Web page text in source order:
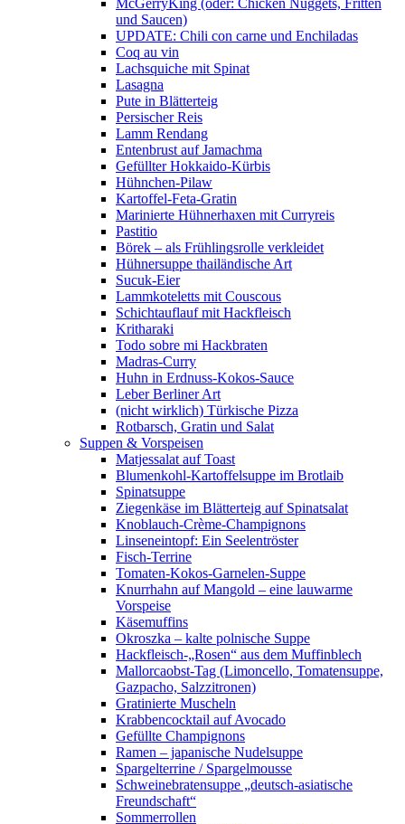
McGerryKing (oder: Chicken Nuggets, Fritten
und Saucen)
UPDATE: Chili con carne und Enchiladas
Coq au vin
Lachsquiche mit Spinat
Lasagna
Pute in Blätterteig
Persischer Reis
Lamm Rendang
Entenbrust auf Jamachma
Gefüllter Hokkaido-Kürbis
Hühnchen-Pilaw
Kartoffel-Feta-Gratin
Marinierte Hühnerhaxen mit Curryreis
Pastitio
Börek – als Frühlingsrolle verkleidet
Hühnersuppe thailändische Art
Sucuk-Eier
Lammkoteletts mit Couscous
Schichtauflauf mit Hackfleisch
Kritharaki
Todo sobre mi Hackbraten
Madras-Curry
Huhn in Erdnuss-Kokos-Sauce
Leber Berliner Art
(nicht wirklich) Türkische Pizza
Rotbarsch, Gratin und Salat
Suppen & Vorspeisen
Matjessalat auf Toast
Blumenkohl-Kartoffelsuppe im Brotlaib
Spinatsuppe
Ziegenkäse im Blätterteig auf Spinatsalat
Knoblauch-Crème-Champignons
Linseneintopf: Ein Seelentröster
Fisch-Terrine
Tomaten-Kokos-Garnelen-Suppe
Knurrhahn auf Mangold – eine lauwarme
Vorspeise
Käsemuffins
Okroszka – kalte polnische Suppe
Hackfleisch-„Rosen“ aus dem Muffinblech
Mallorcaobst-Tag (Limoncello, Tomatensuppe,
Gazpacho, Salzzitronen)
Gratinierte Muscheln
Krabbencocktail auf Avocado
Gefüllte Champignons
Ramen – japanische Nudelsuppe
Spargelterrine / Spargelmousse
Schweinebratensuppe „deutsch-asiatische
Freundschaft“
Sommerrollen